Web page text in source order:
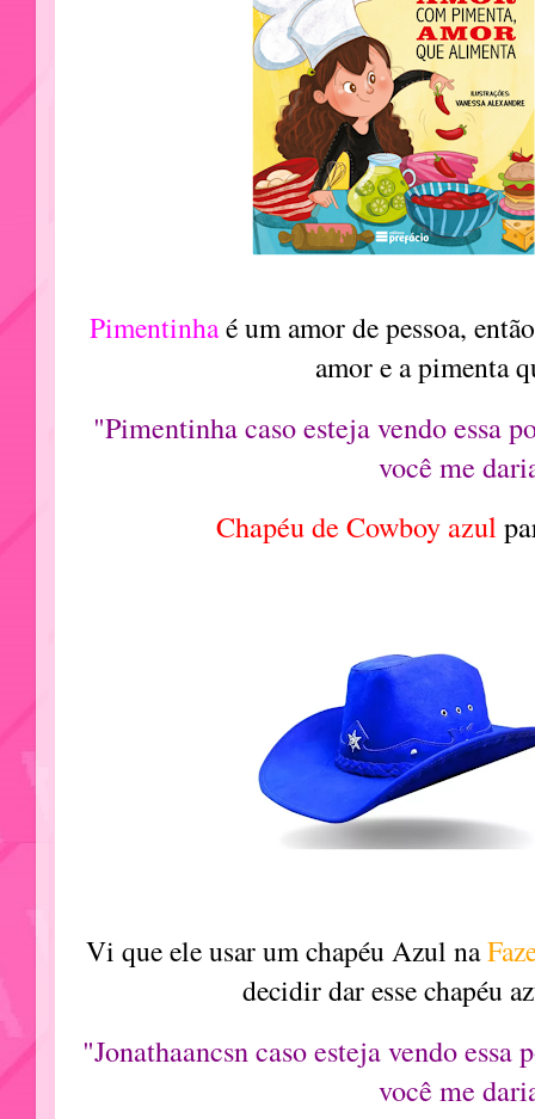
Pimentinhaé um amor de pessoa,
amor e a pimenta
"Pimentinha caso esteja vendo essa
você me
Chapéu de Cowboy azul
Vi que ele usar um chapéu Azul na
decidir dar esse chapéu
"Jonathaancsn caso esteja vendo essa
você me